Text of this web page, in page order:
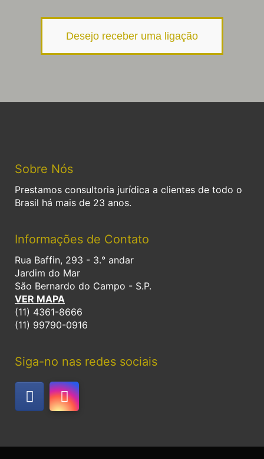
Desejo receber uma ligação
Sobre Nós
Prestamos consultoria jurídica a clientes de todo o
Brasil há mais de 23 anos.
Informações de Contato
Rua Baffin, 293 - 3.° andar
Jardim do Mar
São Bernardo do Campo - S.P.
VER MAPA
(11) 4361-8666
(11) 99790-0916
Siga-no nas redes sociais
F
a
I
n